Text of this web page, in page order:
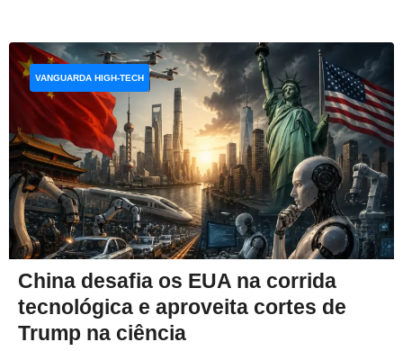
China desafia os EUA na corrida
tecnológica e aproveita cortes de
Trump na ciência
VANGUARDA HIGH-TECH